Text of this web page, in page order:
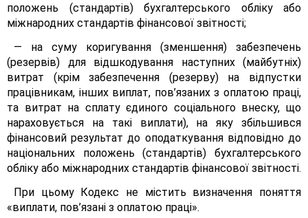
положень (стандартів) бухгалтерського обліку або
міжнародних стандартів фінансової звітності;
— на суму коригування (зменшення) забезпечень
(резервів) для відшкодування наступних (майбутніх)
витрат (крім забезпечення (резерву) на відпустки
працівникам, інших виплат, пов’язаних з оплатою праці,
та витрат на сплату єдиного соціального внеску, що
нараховується на такі виплати), на яку збільшився
фінансовий результат до оподаткування відповідно до
національних положень (стандартів) бухгалтерського
обліку або міжнародних стандартів фінансової звітності.
При цьому Кодекс не містить визначення поняття
«виплати, пов’язані з оплатою праці».